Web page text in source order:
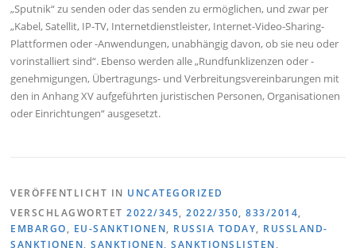
„Sputnik“ zu senden oder das senden zu ermöglichen, und zwar per
„Kabel, Satellit, IP-TV, Internetdienstleister, Internet-Video-Sharing-
Plattformen oder -Anwendungen, unabhängig davon, ob sie neu oder
vorinstalliert sind“. Ebenso werden alle „Rundfunklizenzen oder -
genehmigungen, Übertragungs- und Verbreitungsvereinbarungen mit
den in Anhang XV aufgeführten juristischen Personen, Organisationen
oder Einrichtungen“ ausgesetzt.
VERÖFFENTLICHT IN UNCATEGORIZED
VERSCHLAGWORTET2022/345,2022/350,833/2014,
EMBARGO, EU-SANKTIONEN, RUSSIA TODAY, RUSSLAND-
SANKTIONEN,SANKTIONEN,SANKTIONSLISTEN,